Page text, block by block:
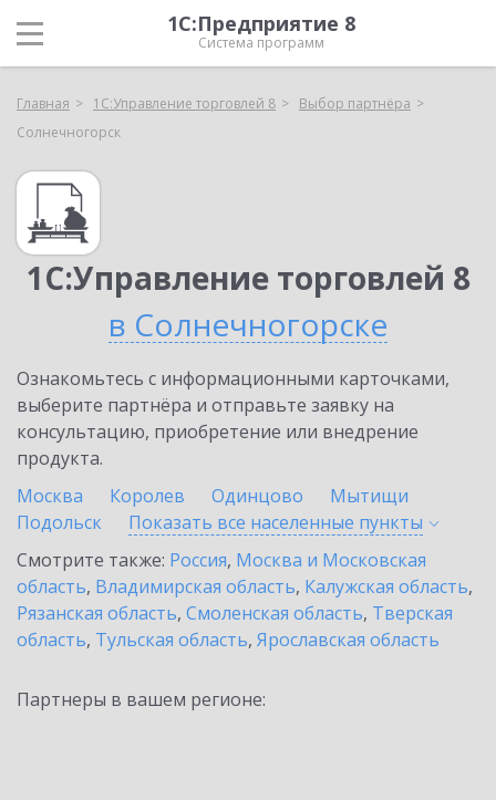
1С:Предприятие 8
Система программ
Главная 1С:Управление торговлей 8
Выбор партнёра
Солнечногорск
1С:Управление торговлей 8
в Солнечногорске
Ознакомьтесь с информационными карточками,
выберите партнёра и отправьте заявку на
консультацию, приобретение или внедрение
продукта.
Москва
Королев Одинцово
Мытищи
Подольск
Показать все населенные пункты
Смотрите также: Россия, Москва и Московская
область, Владимирская область, Калужская область,
Рязанская область, Смоленская область, Тверская
область, Тульская область, Ярославская область
Партнеры в вашем регионе: